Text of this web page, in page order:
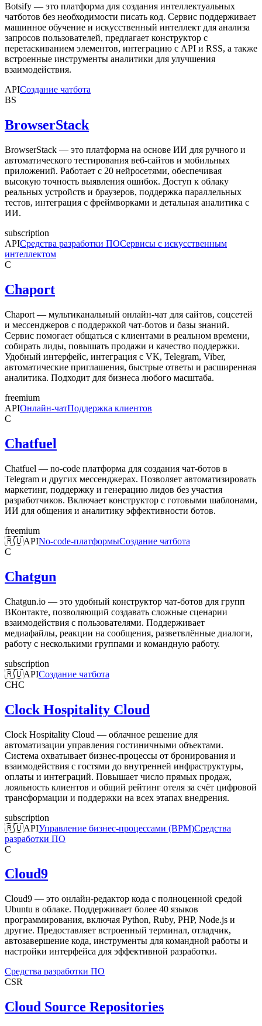
Botsify — это платформа для создания интеллектуальных
чатботов без необходимости писать код. Сервис поддерживает
машинное обучение и искусственный интеллект для анализа
запросов пользователей, предлагает конструктор с
перетаскиванием элементов, интеграцию с API и RSS, а также
встроенные инструменты аналитики для улучшения
взаимодействия.
APIСоздание чатбота
BS
BrowserStack
BrowserStack — это платформа на основе ИИ для ручного и
автоматического тестирования веб-сайтов и мобильных
приложений. Работает с 20 нейросетями, обеспечивая
высокую точность выявления ошибок. Доступ к облаку
реальных устройств и браузеров, поддержка параллельных
тестов, интеграция с фреймворками и детальная аналитика с
ИИ.
subscription
APIСредства разработки ПОСервисы с искусственным
интеллектом
C
Chaport
Chaport — мультиканальный онлайн-чат для сайтов, соцсетей
и мессенджеров с поддержкой чат-ботов и базы знаний.
Сервис помогает общаться с клиентами в реальном времени,
собирать лиды, повышать продажи и качество поддержки.
Удобный интерфейс, интеграция с VK, Telegram, Viber,
автоматические приглашения, быстрые ответы и расширенная
аналитика. Подходит для бизнеса любого масштаба.
freemium
APIОнлайн-чатПоддержка клиентов
C
Chatfuel
Chatfuel — no-code платформа для создания чат-ботов в
Telegram и других мессенджерах. Позволяет автоматизировать
маркетинг, поддержку и генерацию лидов без участия
разработчиков. Включает конструктор с готовыми шаблонами,
ИИ для общения и аналитику эффективности ботов.
freemium
🇷🇺APINo-code-платформыСоздание чатбота
C
Chatgun
Chatgun.io — это удобный конструктор чат-ботов для групп
ВКонтакте, позволяющий создавать сложные сценарии
взаимодействия с пользователями. Поддерживает
медиафайлы, реакции на сообщения, разветвлённые диалоги,
работу с несколькими группами и командную работу.
subscription
🇷🇺APIСоздание чатбота
CHC
Clock Hospitality Cloud
Clock Hospitality Cloud — облачное решение для
автоматизации управления гостиничными объектами.
Система охватывает бизнес-процессы от бронирования и
взаимодействия с гостями до внутренней инфраструктуры,
оплаты и интеграций. Повышает число прямых продаж,
лояльность клиентов и общий рейтинг отеля за счёт цифровой
трансформации и поддержки на всех этапах внедрения.
subscription
🇷🇺APIУправление бизнес-процессами (BPM)Средства
разработки ПО
C
Cloud9
Cloud9 — это онлайн-редактор кода с полноценной средой
Ubuntu в облаке. Поддерживает более 40 языков
программирования, включая Python, Ruby, PHP, Node.js и
другие. Предоставляет встроенный терминал, отладчик,
автозавершение кода, инструменты для командной работы и
настройки интерфейса для эффективной разработки.
Средства разработки ПО
CSR
Cloud Source Repositories